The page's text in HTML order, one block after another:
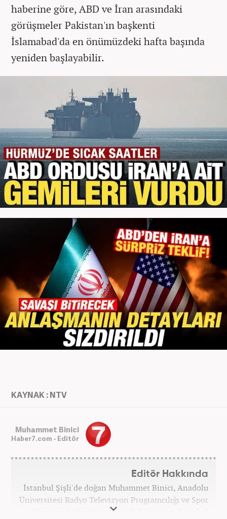
haberine göre, ABD ve İran arasındaki
görüşmeler Pakistan'ın başkenti
İslamabad'da en önümüzdeki hafta başında
yeniden başlayabilir.
KAYNAK : NTV
Muhammet Binici
Haber7.com - Editör
Editör Hakkında
İstanbul Şişli'de doğan Muhammet Binici, Anadolu
Üniversitesi Radyo Televizyon Programcılığı ve Spor
Yönetimi bölümlerini bitirdi. Eğitimine, İstanbul